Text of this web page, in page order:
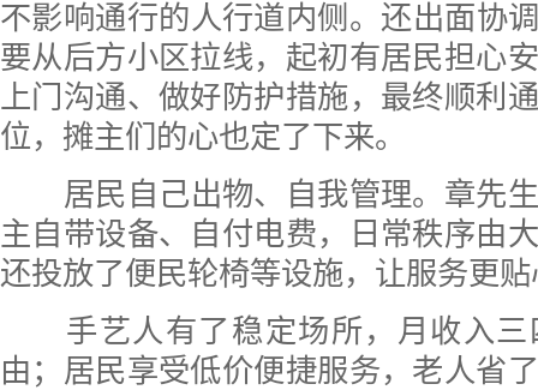
不影响通行的人行道内侧。还出面
要从后方小区拉线，起初有居民担心
上门沟通、做好防护措施，最终顺利
位，摊主们的心也定了下来。
居民自己出物、自我管理。章先
主自带设备、自付电费，日常秩序由
还投放了便民轮椅等设施，让服务更
手艺人有了稳定场所，月收入
由；居民享受低价便捷服务，老人省